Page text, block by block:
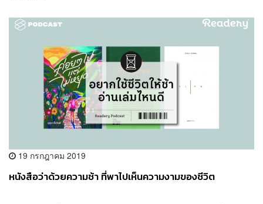
19 กรกฎาคม 2019
หนังสือว่าด้วยความช้า ที่พาไปเห็นความงามของชีวิต